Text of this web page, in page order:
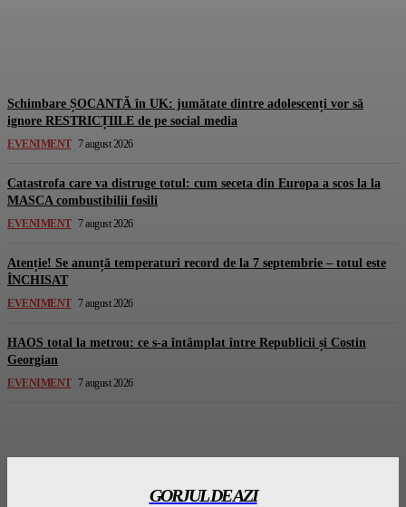
Schimbare ȘOCANTĂ în UK: jumătate dintre adolescenți vor să
ignore RESTRICȚIILE de pe social media
EVENIMENT 7 august 2026
Catastrofa care va distruge totul: cum seceta din Europa a scos la la
MASCA combustibilii fosili
EVENIMENT 7 august 2026
Atenție! Se anunță temperaturi record de la 7 septembrie – totul este
ÎNCHISAT
EVENIMENT 7 august 2026
HAOS total la metrou: ce s-a întâmplat între Republicii și Costin
Georgian
EVENIMENT 7 august 2026
GORJUL DE AZI